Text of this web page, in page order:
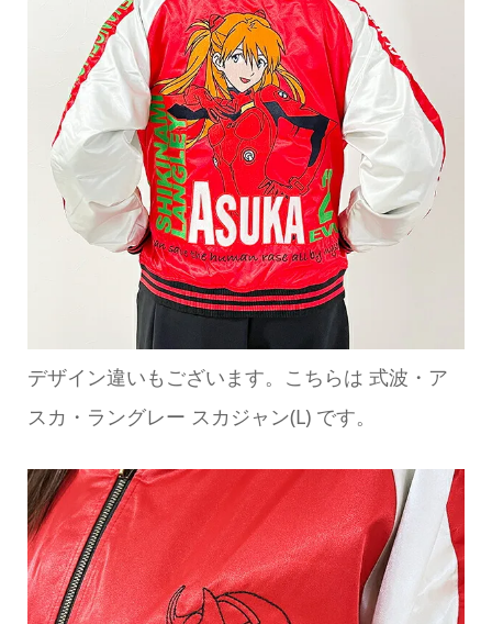
デザイン違いもございます。こちらは 式波・ア
スカ・ラングレー スカジャン(L) です。